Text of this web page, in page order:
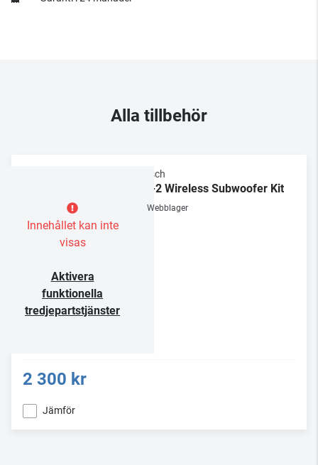
Alla tillbehör
Innehållet kan inte
visas
Aktivera
funktionella
tredjepartstjänster
Klipsch
WA-2 Wireless Subwoofer Kit
Webblager
2 300 kr
Jämför